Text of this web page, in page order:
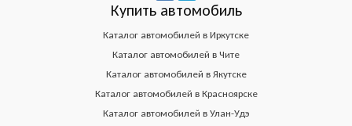
Купить автомобиль
Каталог автомобилей в Иркутске
Каталог автомобилей в Чите
Каталог автомобилей в Якутске
Каталог автомобилей в Красноярске
Каталог автомобилей в Улан-Удэ